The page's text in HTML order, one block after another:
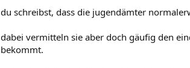
du schreibst, dass die jugendämter
dabei vermitteln sie aber doch gäufig den
bekommt.